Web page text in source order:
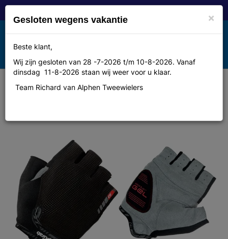
Toggle
navigation
MENU
Gripgrab Cycling summer glove,
×
Gesloten wegens vakantie
Beste klant,
Wij zijn gesloten van 28 -7-2026 t/m 10-8-2026. Vanaf
dinsdag 11-8-2026 staan wij weer voor u klaar.
Team Richard van Alphen Tweewielers